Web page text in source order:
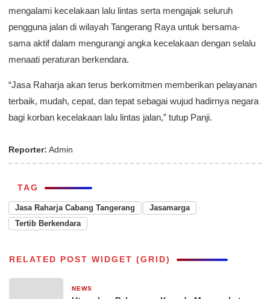
mengalami kecelakaan lalu lintas serta mengajak seluruh
pengguna jalan di wilayah Tangerang Raya untuk bersama-
sama aktif dalam mengurangi angka kecelakaan dengan selalu
menaati peraturan berkendara.
“Jasa Raharja akan terus berkomitmen memberikan pelayanan
terbaik, mudah, cepat, dan tepat sebagai wujud hadirnya negara
bagi korban kecelakaan lalu lintas jalan,” tutup Panji.
Reporter: Admin
TAG
Jasa Raharja Cabang Tangerang
Jasamarga
Tertib Berkendara
RELATED POST WIDGET (GRID)
NEWS